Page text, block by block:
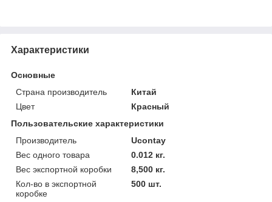
Характеристики
Основные
Страна производитель
Китай
Цвет
Красный
Пользовательские характеристики
Производитель
Ucontay
Вес одного товара
0.012 кг.
Вес экспортной коробки
8,500 кг.
Кол-во в экспортной
коробке
500 шт.